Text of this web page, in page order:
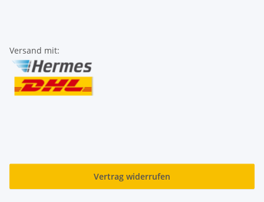
Versand mit:
Vertrag widerrufen